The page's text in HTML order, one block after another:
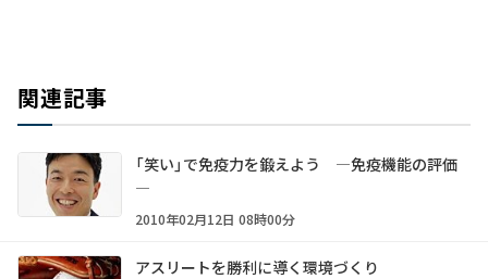
関連記事
「笑い」で免疫力を鍛えよう ―免疫機能の評価
―
2010年02月12日 08時00分
アスリートを勝利に導く環境づくり